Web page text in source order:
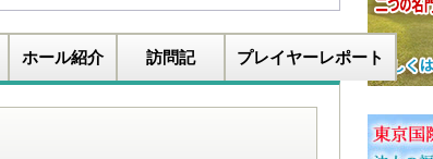
ホール紹介 訪問記 プレイヤーレポート